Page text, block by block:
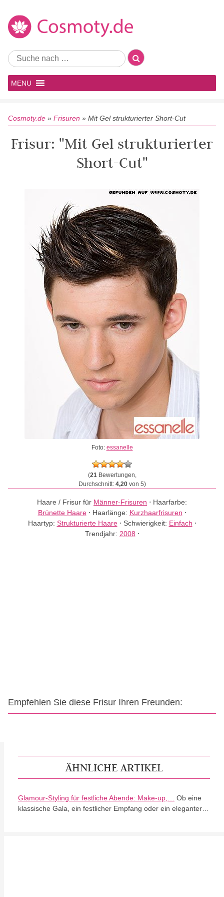
MENU
Cosmoty.de » Frisuren » Mit Gel strukturierter Short-Cut
Frisur: "Mit Gel strukturierter
Short-Cut"
Foto: essanelle
(21Bewertungen,
Durchschnitt: 4,20von 5)
Haare / Frisur für Männer-Frisuren ⋅ Haarfarbe:
Brünette Haare⋅ Haarlänge: Kurzhaarfrisuren ⋅
Haartyp: Strukturierte Haare⋅ Schwierigkeit: Einfach ⋅
Trendjahr: 2008 ⋅
Empfehlen Sie diese Frisur Ihren Freunden:
ÄHNLICHE ARTIKEL
Glamour-Styling für festliche Abende: Make-up,…
Ob eine
klassische Gala, ein festlicher Empfang oder ein eleganter…